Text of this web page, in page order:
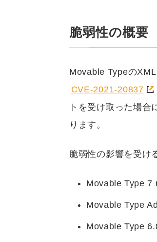
脆弱性の概要
Movable Typeの
CVE-2021-20837
トを受け取った場合
ります。
脆弱性の影響を受け
Movable Type 7
Movable Type
Movable Type